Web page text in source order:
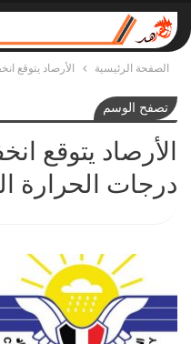
الصفحة الرئيسية الأرصاد يتوقع
تصفح الوسم
الأرصاد يتوقع
درجات الحرارة